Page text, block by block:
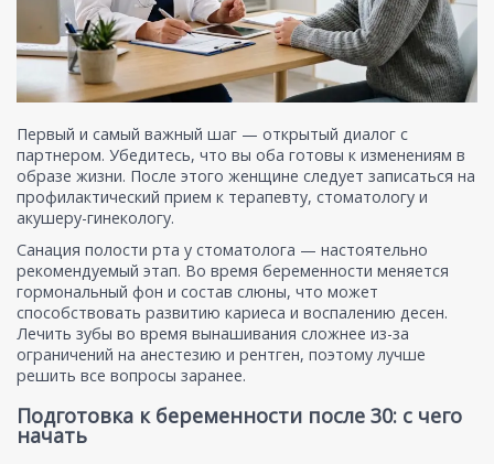
Первый и самый важный шаг — открытый диалог с
партнером. Убедитесь, что вы оба готовы к изменениям в
образе жизни. После этого женщине следует записаться на
профилактический прием к терапевту, стоматологу и
акушеру-гинекологу.
Санация полости рта у стоматолога — настоятельно
рекомендуемый этап. Во время беременности меняется
гормональный фон и состав слюны, что может
способствовать развитию кариеса и воспалению десен.
Лечить зубы во время вынашивания сложнее из-за
ограничений на анестезию и рентген, поэтому лучше
решить все вопросы заранее.
Подготовка к беременности после 30: с чего
начать